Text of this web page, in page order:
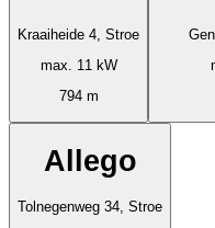
Kraaiheide 4, Stroe
max. 11 kW
794 m
Allego
Tolnegenweg 34, Stroe